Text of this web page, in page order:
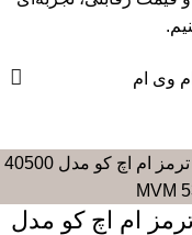
وی ام
ام اچ کو مدل